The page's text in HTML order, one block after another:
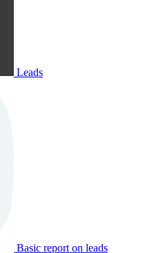
Leads
Basic report on leads